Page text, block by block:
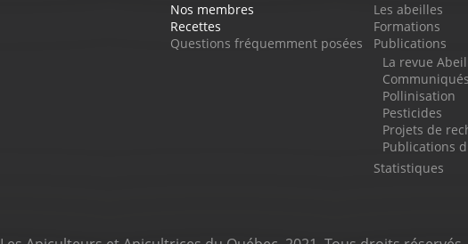
Les abeilles
Formations
Publications
La revue
Pollinisation
Pesticides
Projets de
Publications
Statistiques
Nos membres
Recettes
Questions fréquemment posées